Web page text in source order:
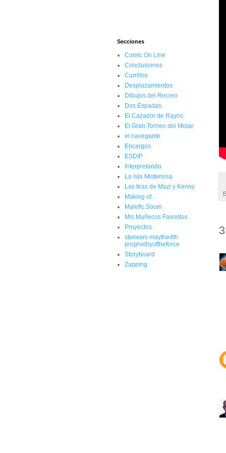
Secciones
Comic On Line
Conclusiones
Currillos
Desplazamientos
Dibujos del Recreo
Dos Espadas.
El Cazador de Rayos.
El Gran Torneo del Molar.
el navegante
Encargos
ESDIP
Interpretando
La Isla Misteriosa
Las tiras de Mazi y Kenny
Making of...
Malefic.Soum
Mis Muñecos Favoritos
Proyectos
starwars maythe4th
prophethyoftheforce
Storyboard
Zapping